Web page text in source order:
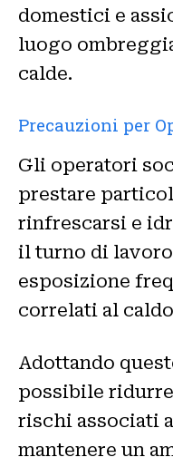
domestici e
luogo
calde.
Precauzioni per
Gli operatori
prestare
rinfrescarsi e
il turno di
esposizione
correlati al
Adottando
possibile
rischi associati
mantenere un